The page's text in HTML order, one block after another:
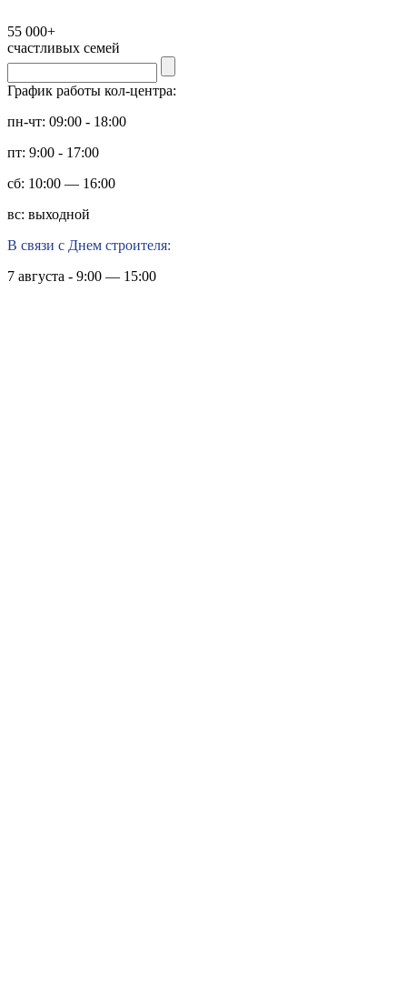
55 000+
счастливых семей
График работы кол-центра:
пн-чт: 09:00 - 18:00
пт: 9:00 - 17:00
сб: 10:00 — 16:00
вс: выходной
В связи с Днем строителя:
7 августа - 9:00 — 15:00